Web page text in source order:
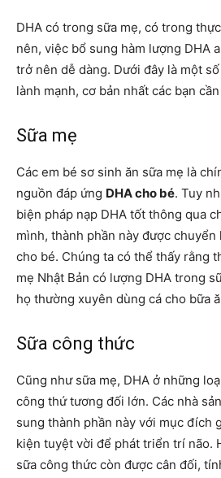
DHA có trong sữa mẹ, có trong
nên, việc bổ sung hàm lượng DHA
trở nên dễ dàng. Dưới đây là một
lành mạnh, cơ bản nhất các bạn
Sữa mẹ
Các em bé sơ sinh ăn sữa mẹ là
nguồn đáp ứng DHA cho bé. Tuy
biện pháp nạp DHA tốt thông qua
mình, thành phần này được chuyển
cho bé. Chúng ta có thể thấy rằng
mẹ Nhật Bản có lượng DHA trong
họ thường xuyên dùng cá cho bữa
Sữa công thức
Cũng như sữa mẹ, DHA ở những
công thứ tương đối lớn. Các nhà
sung thành phần này với mục đích
kiện tuyệt vời để phát triển trí não.
sữa công thức còn được cân đối,